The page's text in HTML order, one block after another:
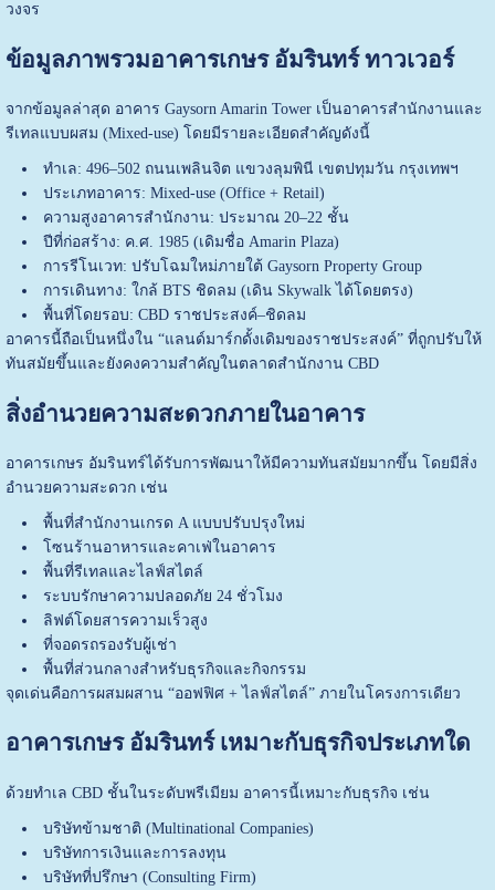
วงจร
ข้อมูลภาพรวมอาคารเกษร อัมรินทร์ ทาวเวอร์
จากข้อมูลล่าสุด อาคาร Gaysorn Amarin Tower เป็นอาคารสำนักงานและ
รีเทลแบบผสม (Mixed-use) โดยมีรายละเอียดสำคัญดังนี้
ทำเล: 496–502 ถนนเพลินจิต แขวงลุมพินี เขตปทุมวัน กรุงเทพฯ
ประเภทอาคาร: Mixed-use (Office + Retail)
ความสูงอาคารสำนักงาน: ประมาณ 20–22 ชั้น
ปีที่ก่อสร้าง: ค.ศ. 1985 (เดิมชื่อ Amarin Plaza)
การรีโนเวท: ปรับโฉมใหม่ภายใต้ Gaysorn Property Group
การเดินทาง: ใกล้ BTS ชิดลม (เดิน Skywalk ได้โดยตรง)
พื้นที่โดยรอบ: CBD ราชประสงค์–ชิดลม
อาคารนี้ถือเป็นหนึ่งใน “แลนด์มาร์กดั้งเดิมของราชประสงค์” ที่ถูกปรับให้
ทันสมัยขึ้นและยังคงความสำคัญในตลาดสำนักงาน CBD
สิ่งอำนวยความสะดวกภายในอาคาร
อาคารเกษร อัมรินทร์ได้รับการพัฒนาให้มีความทันสมัยมากขึ้น โดยมีสิ่ง
อำนวยความสะดวก เช่น
พื้นที่สำนักงานเกรด A แบบปรับปรุงใหม่
โซนร้านอาหารและคาเฟ่ในอาคาร
พื้นที่รีเทลและไลฟ์สไตล์
ระบบรักษาความปลอดภัย 24 ชั่วโมง
ลิฟต์โดยสารความเร็วสูง
ที่จอดรถรองรับผู้เช่า
พื้นที่ส่วนกลางสำหรับธุรกิจและกิจกรรม
จุดเด่นคือการผสมผสาน “ออฟฟิศ + ไลฟ์สไตล์” ภายในโครงการเดียว
อาคารเกษร อัมรินทร์ เหมาะกับธุรกิจประเภทใด
ด้วยทำเล CBD ชั้นในระดับพรีเมียม อาคารนี้เหมาะกับธุรกิจ เช่น
บริษัทข้ามชาติ (Multinational Companies)
บริษัทการเงินและการลงทุน
บริษัทที่ปรึกษา (Consulting Firm)